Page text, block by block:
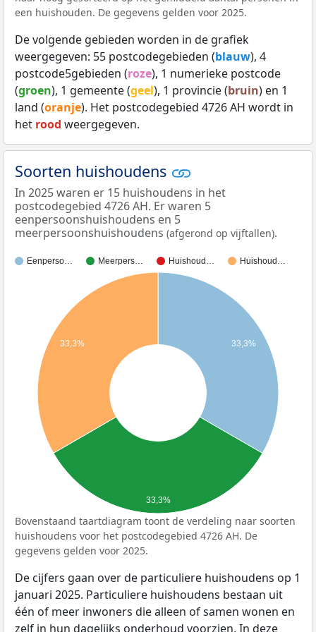
een huishouden. De gegevens gelden voor 2025.
De volgende gebieden worden in de grafiek
weergegeven: 55 postcodegebieden (blauw), 4
postcode5gebieden (roze), 1 numerieke postcode
(groen), 1 gemeente (geel), 1 provincie (bruin) en 1
land (oranje). Het postcodegebied 4726 AH wordt in
het rood weergegeven.
Soorten huishoudens
In 2025 waren er 15 huishoudens in het
postcodegebied 4726 AH. Er waren 5
eenpersoonshuishoudens en 5
meerpersoonshuishoudens (afgerond op vijftallen).
Eenperso… Meerpers… Huishoud… Huishoud…
33,3%
33,3%
33,3%
Bovenstaand taartdiagram toont de verdeling naar soorten
huishoudens voor het postcodegebied 4726 AH. De
gegevens gelden voor 2025.
De cijfers gaan over de particuliere huishoudens op 1
januari 2025. Particuliere huishoudens bestaan uit
één of meer inwoners die alleen of samen wonen en
zelf in hun dagelijks onderhoud voorzien. In deze